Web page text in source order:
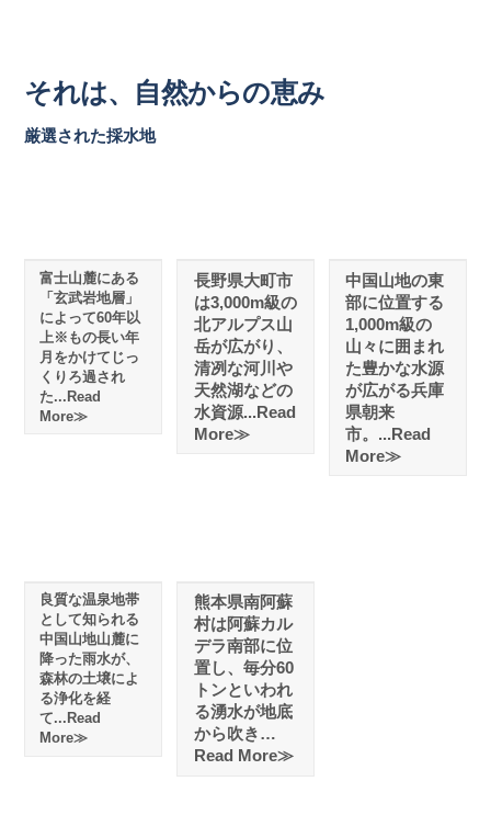
それは、自然からの恵み
厳選された採水地
富士山麓にある
「玄武岩地層」
によって60年以
上※もの長い年
月をかけてじっ
くりろ過され
た...Read
More≫
長野県大町市
は3,000m級の
北アルプス山
岳が広がり、
清冽な河川や
天然湖などの
水資源...Read
More≫
中国山地の東
部に位置する
1,000m級の
山々に囲まれ
た豊かな水源
が広がる兵庫
県朝来
市。...Read
More≫
良質な温泉地帯
として知られる
中国山地山麓に
降った雨水が、
森林の土壌によ
る浄化を経
て...Read
More≫
熊本県南阿蘇
村は阿蘇カル
デラ南部に位
置し、毎分60
トンといわれ
る湧水が地底
から吹き…
Read More≫